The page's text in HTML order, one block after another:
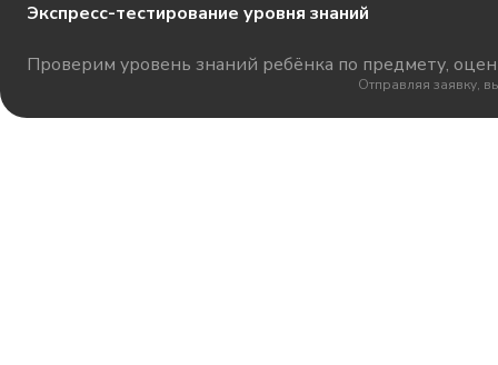
Экспресс-тестирование уровня знаний
Проверим уровень знаний ребёнка по предмету,
Отправляя заявку,